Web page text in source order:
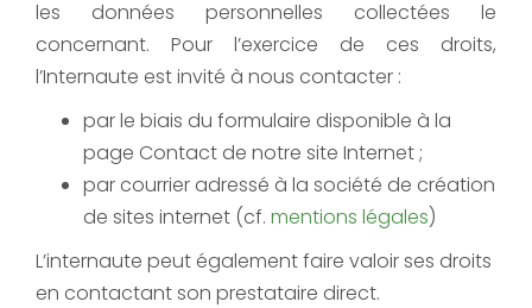
les données personnelles collectées le
concernant. Pour l’exercice de ces droits,
l’Internaute est invité à nous contacter :
par le biais du formulaire disponible à la
page Contact de notre site Internet ;
par courrier adressé à la société de création
de sites internet (cf. mentions légales)
L’internaute peut également faire valoir ses droits
en contactant son prestataire direct.